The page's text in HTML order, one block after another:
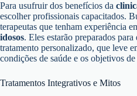
Para usufruir dos benefícios da
escolher profissionais capacitados.
terapeutas que tenham experiência
idosos. Eles estarão preparados
tratamento personalizado, que leve
condições de saúde e os objetivos
Tratamentos Integrativos e Mitos